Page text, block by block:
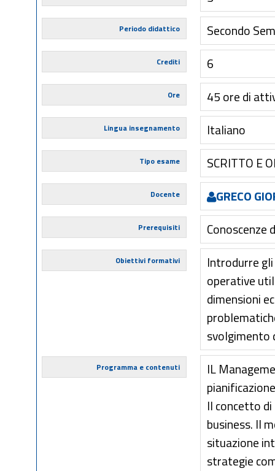
Periodo didattico Secondo
Crediti 6
Ore 45 ore di
Lingua insegnamento Italiano
Tipo esame SCRITTO E
Docente GRECO
Prerequisiti Conoscenze
Obiettivi formativi
Introdurre
operative
dimensioni
svolgimento
Programma e contenuti
IL
Il concetto
business. Il
situazione
strategie